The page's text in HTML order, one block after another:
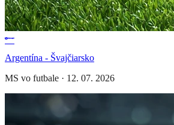
Argentína - Švajčiarsko
MS vo futbale · 12. 07. 2026